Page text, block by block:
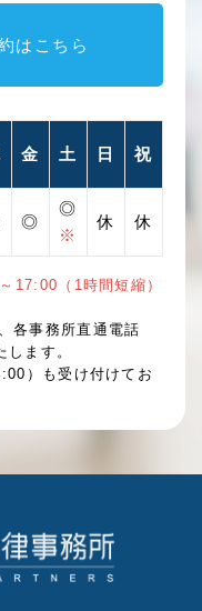
はこちら
金 土 日 祝
◎
◎
※
休 休
17:00（1時間短縮）
各事務所直通電話
ます。
）も受け付けてお